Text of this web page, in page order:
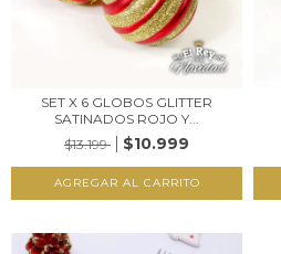
SET X 6 GLOBOS GLITTER
SATINADOS ROJO Y...
$13.199
$10.999